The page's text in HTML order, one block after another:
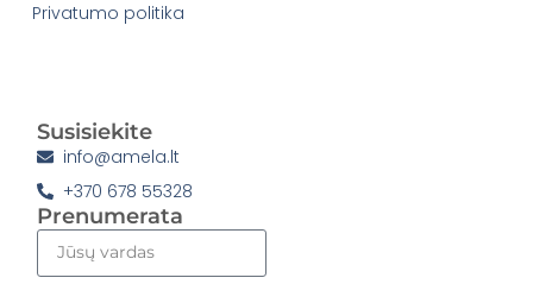
Privatumo politika
Susisiekite
info@amela.lt
+370 678 55328
Prenumerata